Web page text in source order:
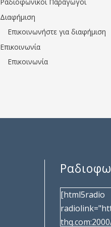
Διαφήμιση
Επικοινωνήστε για διαφήμιση
Επικοινωνία
Επικοινωνία
[html5radio